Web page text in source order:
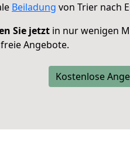
Beiladung von Trier nach
Sie jetzt in nur wenigen
Angebote.
Kostenlose